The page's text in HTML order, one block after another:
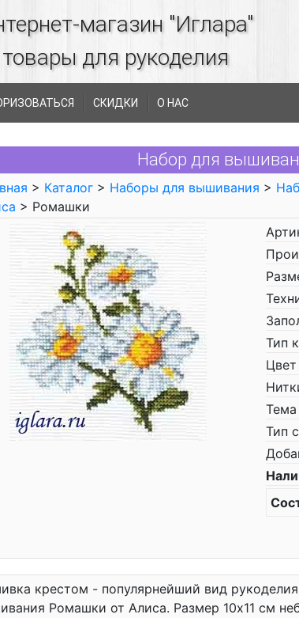
магазин "Иглара"
товары для рукоделия
СКИДКИ О НАС
Набор для
> Каталог > Наборы для вышивания >
> Ромашки
Тип
Тема
Тип
крестом - популярнейший вид
Ромашки от Алиса. Размер 10x11 см